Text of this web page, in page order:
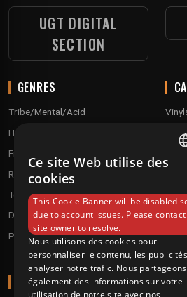
UGT DIGITAL
SECTION
GENRES
Tribe/Mental/Acid
Hardtek / Hardfloor
Frenchcore/Hardcore
Raggatek/ Jungletek
Techno / Hard Techno / Electro
Drum'n'Bass/Raggajungle
Pre order
Cd's
A PROPOS
Ce site Web utilise des
cookies
This Cookie Banner will be disabled
due to account issues. Please
site owner to resolve.
Nous utilisons des cookies pour
personnaliser le contenu, les
analyser notre trafic. Nous partageons
également des informations sur votre
utilisation de notre site avec nos